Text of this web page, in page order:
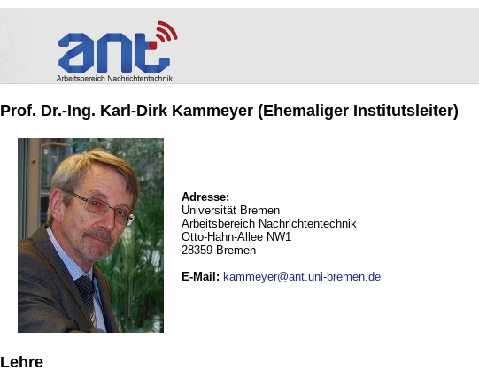
Prof. Dr.-Ing. Karl-Dirk Kammeyer (Ehemaliger Institutsleiter)
Adresse:
Universität Bremen
Arbeitsbereich Nachrichtentechnik
Otto-Hahn-Allee NW1
28359 Bremen
E-Mail : kammeyer@ant.uni-bremen.de
Lehre